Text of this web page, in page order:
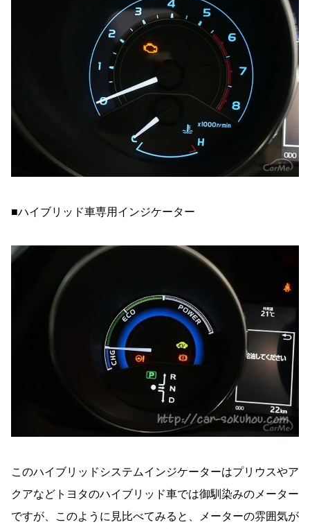
■ハイブリッド車専用インジケーター
このハイブリッドシステムインジケーターはプリウスやア
クアなどトヨタのハイブリッド車では御馴染みのメーター
ですが、このように見比べてみると、メーターの雰囲気が